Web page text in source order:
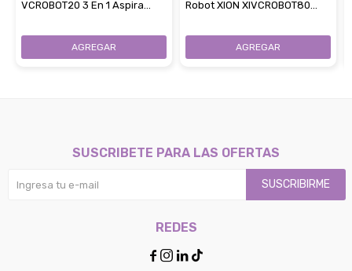
VCROBOT20 3 En 1 Aspira
Robot XION XIVCROBOT80
SUSCRIBETE PARA LAS OFERTAS
SUSCRIBIRME
REDES
   